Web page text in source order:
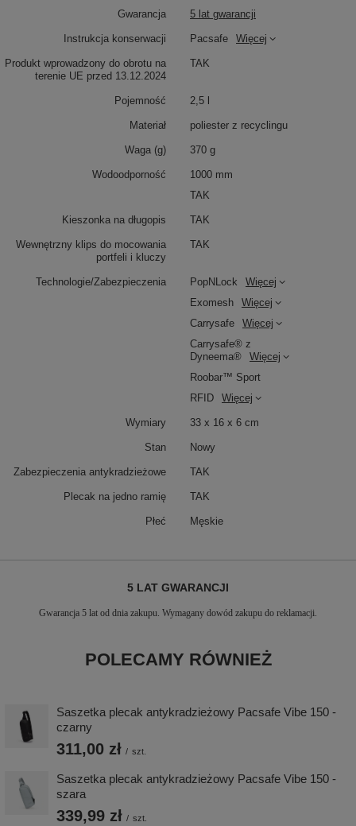
Gwarancja 5 lat gwarancji
Instrukcja konserwacji Pacsafe Więcej
Produkt wprowadzony do obrotu na
terenie UE przed 13.12.2024
TAK
Pojemność 2,5 l
Materiał poliester z recyclingu
Waga (g) 370 g
Wodoodporność
1000 mm
TAK
Kieszonka na długopis TAK
Wewnętrzny klips do mocowania
portfeli i kluczy
TAK
Technologie/Zabezpieczenia PopNLock
Więcej
Exomesh
Więcej
Carrysafe
Więcej
Carrysafe® z
Dyneema®
Więcej
Roobar™ Sport
RFID
Więcej
Wymiary 33 x 16 x 6 cm
Stan Nowy
Zabezpieczenia antykradzieżowe TAK
Plecak na jedno ramię TAK
Płeć Męskie
5 LAT GWARANCJI
Gwarancja 5 lat od dnia zakupu. Wymagany dowód zakupu do reklamacji.
POLECAMY RÓWNIEŻ
Saszetka plecak antykradzieżowy Pacsafe Vibe 150 -
czarny
311,00 zł / szt.
Saszetka plecak antykradzieżowy Pacsafe Vibe 150 -
szara
339,99 zł / szt.